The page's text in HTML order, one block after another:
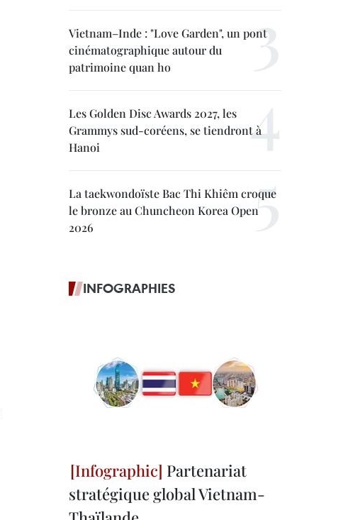
Vietnam–Inde : "Love Garden", un pont
cinématographique autour du
patrimoine quan ho
Les Golden Disc Awards 2027, les
Grammys sud-coréens, se tiendront à
Hanoi
La taekwondoïste Bac Thi Khiêm croque
le bronze au Chuncheon Korea Open
2026
INFOGRAPHIES
Partenariat
stratégique global Vietnam-